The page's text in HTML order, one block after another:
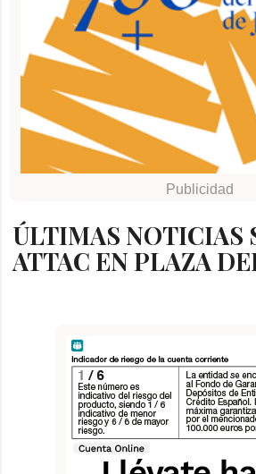
ÚLTIMAS NOTICIAS
ATTAC EN PLAZA